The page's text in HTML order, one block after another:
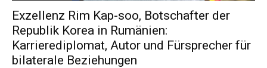
Exzellenz Rim Kap-soo, Botschafter der
Republik Korea in Rumänien:
Karrierediplomat, Autor und Fürsprecher für
bilaterale Beziehungen